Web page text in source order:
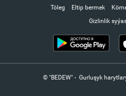
Töleg Eltip bermek
Gizlinlik
© "BEDEW" - Gurluşyk